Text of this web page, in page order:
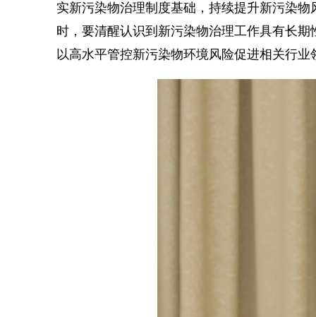
实新污染物治理制度基础，持续提升新污染
时，要清醒认识到新污染物治理工作具有长
以高水平管控新污染物环境风险促进相关行业